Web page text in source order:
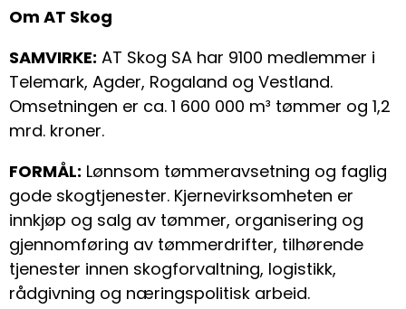
Om AT Skog
SAMVIRKE: AT Skog SA har 9100 medlemmer i
Telemark, Agder, Rogaland og Vestland.
Omsetningen er ca. 1 600 000 m³ tømmer og 1,2
mrd. kroner.
FORMÅL: Lønnsom tømmeravsetning og faglig
gode skogtjenester. Kjernevirksomheten er
innkjøp og salg av tømmer, organisering og
gjennomføring av tømmerdrifter, tilhørende
tjenester innen skogforvaltning, logistikk,
rådgivning og næringspolitisk arbeid.